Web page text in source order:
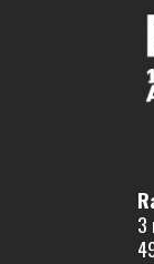
3